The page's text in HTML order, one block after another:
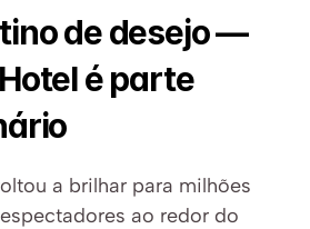
de desejo —
é parte
a brilhar para milhões
ao redor do